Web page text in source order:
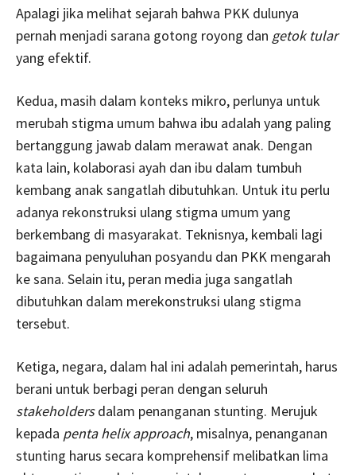
Apalagi jika melihat sejarah bahwa PKK dulunya
pernah menjadi sarana gotong royong dan getok tular
yang efektif.
Kedua, masih dalam konteks mikro, perlunya untuk
merubah stigma umum bahwa ibu adalah yang paling
bertanggung jawab dalam merawat anak. Dengan
kata lain, kolaborasi ayah dan ibu dalam tumbuh
kembang anak sangatlah dibutuhkan. Untuk itu perlu
adanya rekonstruksi ulang stigma umum yang
berkembang di masyarakat. Teknisnya, kembali lagi
bagaimana penyuluhan posyandu dan PKK mengarah
ke sana. Selain itu, peran media juga sangatlah
dibutuhkan dalam merekonstruksi ulang stigma
tersebut.
Ketiga, negara, dalam hal ini adalah pemerintah, harus
berani untuk berbagi peran dengan seluruh
stakeholdersdalam penanganan stunting. Merujuk
kepada penta helix approach, misalnya, penanganan
stunting harus secara komprehensif melibatkan lima